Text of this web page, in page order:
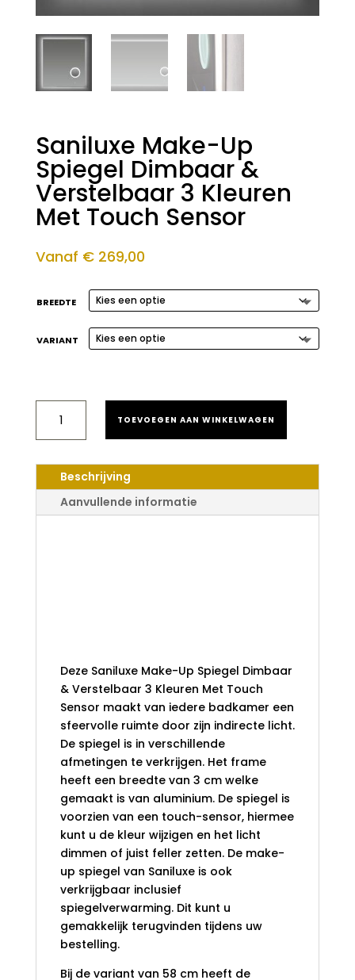
Saniluxe Make-Up
Spiegel Dimbaar &
Verstelbaar 3 Kleuren
Met Touch Sensor
Vanaf €269,00
BREEDTE
VARIANT
MAKE-
UP
DIMBAAR
VERSTELBAAR
3
TOEVOEGEN AAN WINKELWAGEN
Beschrijving
Aanvullende informatie
Deze Saniluxe Make-Up Spiegel Dimbaar
& Verstelbaar 3 Kleuren Met Touch
Sensor maakt van iedere badkamer een
sfeervolle ruimte door zijn indirecte licht.
De spiegel is in verschillende
afmetingen te verkrijgen. Het frame
heeft een breedte van 3 cm welke
gemaakt is van aluminium. De spiegel is
voorzien van een touch-sensor, hiermee
kunt u de kleur wijzigen en het licht
dimmen of juist feller zetten. De make-
up spiegel van Saniluxe is ook
verkrijgbaar inclusief
spiegelverwarming. Dit kunt u
gemakkelijk terugvinden tijdens uw
bestelling.
Bij de variant van 58 cm heeft de